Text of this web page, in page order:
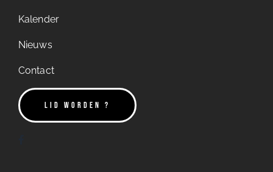
Kalender
Nieuws
Contact
LID WORDEN ?